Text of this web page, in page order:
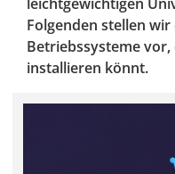
Folgenden stellen
Betriebssysteme
installieren könnt.